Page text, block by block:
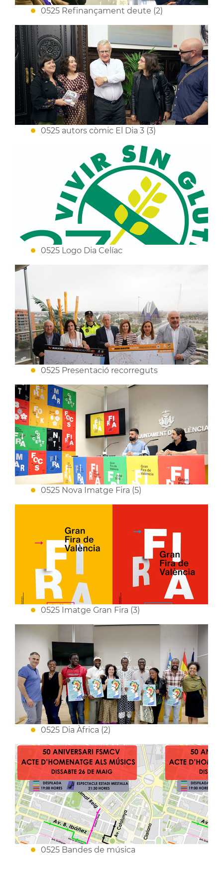
0525 Refinançament deute (2)
0525 autors còmic El Dia 3 (3)
0525 Logo Dia Celíac
0525 Presentació recorreguts
0525 Nova Imatge Fira (5)
0525 Imatge Gran Fira (3)
0525 Dia Àfrica (2)
0525 Bandes de música